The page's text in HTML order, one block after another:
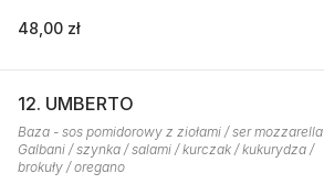
48,00 zł
12. UMBERTO
Baza - sos pomidorowy z ziołami / ser mozzarella
Galbani / szynka / salami / kurczak / kukurydza /
brokuły / oregano